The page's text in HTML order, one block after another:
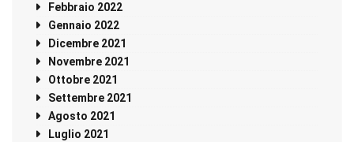
Febbraio 2022
Gennaio 2022
Dicembre 2021
Novembre 2021
Ottobre 2021
Settembre 2021
Agosto 2021
Luglio 2021